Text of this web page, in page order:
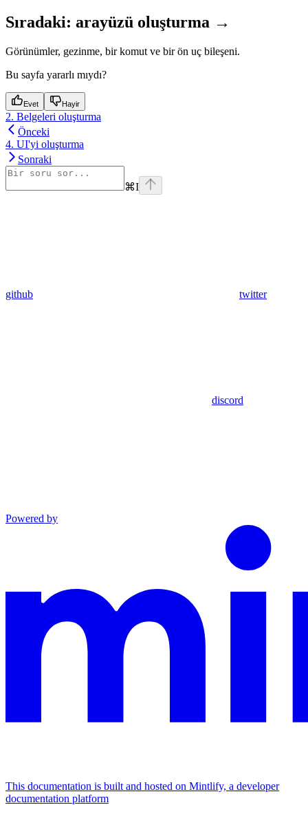
Sıradaki: arayüzü oluşturma →
Görünümler, gezinme, bir komut ve bir ön uç bileşeni.
Bu sayfa yararlı mıydı?
Evet Hayir
2. Belgeleri oluşturma
Önceki
4. UI'yi oluşturma
Sonraki
⌘I
github twitter
discord
Powered by
This documentation is built and hosted on Mintlify, a developer
documentation platform